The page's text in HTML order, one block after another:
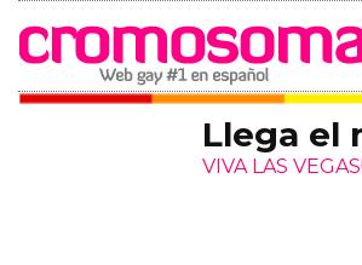
Llega el
VIVA LAS VEGAS!